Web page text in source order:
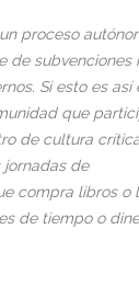
proceso
de subvenciones
Si esto es así
que
de cultura
jornadas de
compra libros o
de tiempo o